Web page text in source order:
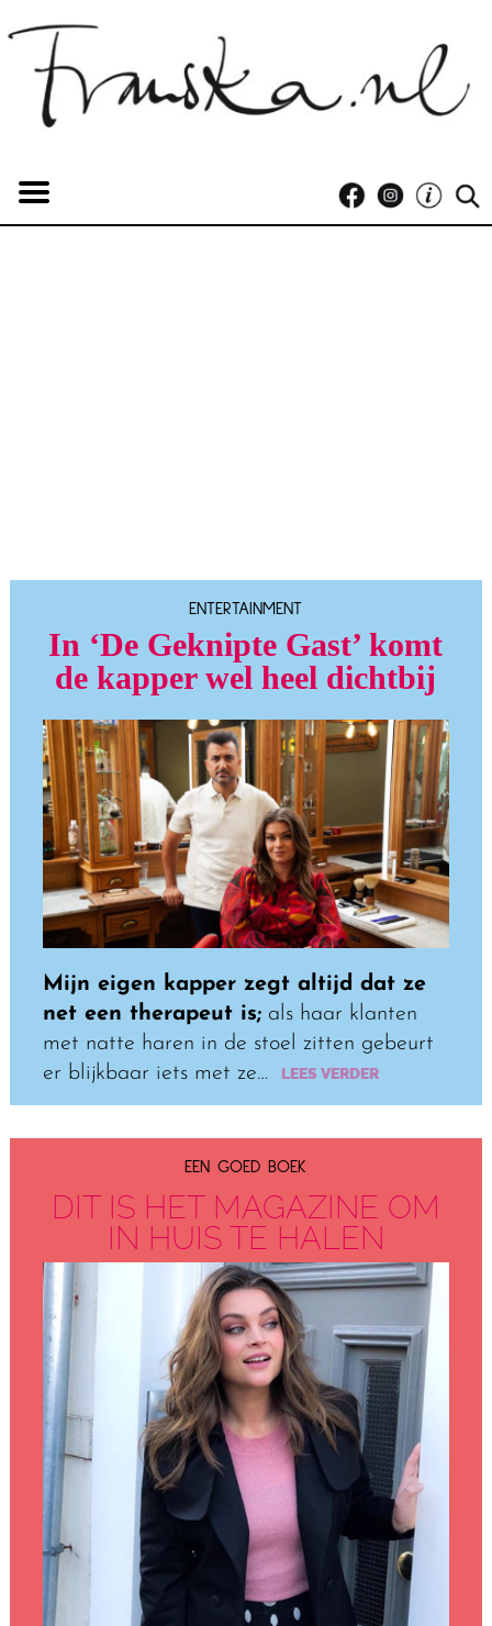
ENTERTAINMENT
In ‘De Geknipte Gast’ komt
de kapper wel heel dichtbij
Mijn eigen kapper zegt altijd dat ze
net een therapeut is;als haar klanten
met natte haren in de stoel zitten gebeurt
er blijkbaar iets met ze…
LEES VERDER
EEN GOED BOEK
DIT IS HET MAGAZINE OM
IN HUIS TE HALEN